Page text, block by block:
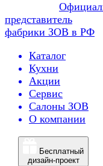
представитель
фабрики ЗОВ в РФ
Каталог
Кухни
Акции
Сервис
Салоны ЗОВ
О компании
Бесплатный
дизайн-проект